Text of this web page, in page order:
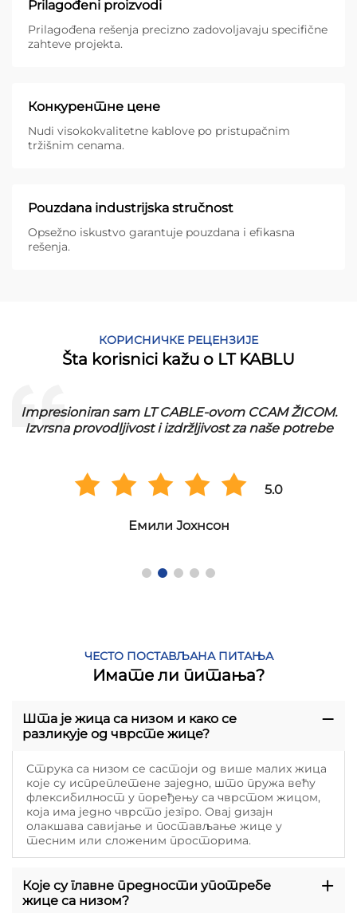
Prilagođeni proizvodi
Prilagođena rešenja precizno zadovoljavaju specifične
zahteve projekta.
Конкурентне цене
Nudi visokokvalitetne kablove po pristupačnim
tržišnim cenama.
Pouzdana industrijska stručnost
Opsežno iskustvo garantuje pouzdana i efikasna
rešenja.
КОРИСНИЧКЕ РЕЦЕНЗИЈЕ
Šta korisnici kažu o LT KABLU
Impresioniran sam LT CABLE-ovom CCAM ŽICOM.
Izvrsna provodljivost i izdržljivost za naše potrebe
5.0
Емили Јохнсон
ЧЕСТО ПОСТАВЉАНА ПИТАЊА
Имате ли питања?
Шта је жица са низом и како се
разликује од чврсте жице?
Струка са низом се састоји од више малих жица
које су испреплетене заједно, што пружа већу
флексибилност у поређењу са чврстом жицом,
која има једно чврсто језгро. Овај дизајн
олакшава савијање и постављање жице у
тесним или сложеним просторима.
Које су главне предности употребе
жице са низом?